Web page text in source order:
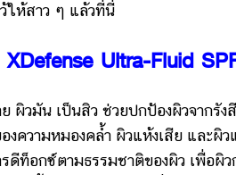
ให้สาว ๆ แล้วที่นี่
Ultra-Fluid
น เป็นสิว ช่วยปกป้องผิวจากรังสี
งความหมองคล้ำ ผิวแห้งเสีย และผิ
ดีท็อกซ์ตามธรรมชาติของผิว เพื่อผิ